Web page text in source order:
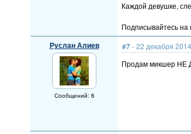
Каждой девушке,
Подписывайтесь на
Руслан Алиев
Сообщений: 6
#7- 22 декабря
Продам микшер НЕ